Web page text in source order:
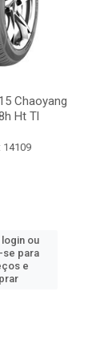
Chaoyang
Ht Tl
14109
login ou
se para
e